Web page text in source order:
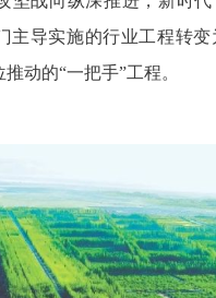
主导实施的行业工程转变
动的“一把手”工程。